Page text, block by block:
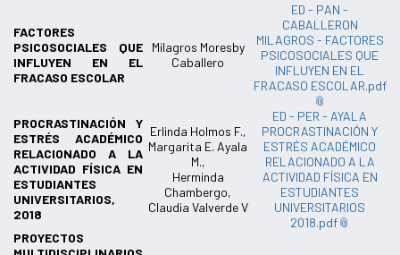
FACTORES
PSICOSOCIALES QUE
INFLUYEN EN EL
FRACASO ESCOLAR
Milagros Moresby
Caballero
ED - PAN -
CABALLERON
MILAGROS - FACTORES
PSICOSOCIALES QUE
INFLUYEN EN EL
FRACASO ESCOLAR.pdf
PROCRASTINACIÓN Y
ESTRÉS ACADÉMICO
RELACIONADO A LA
ACTIVIDAD FÍSICA EN
ESTUDIANTES
UNIVERSITARIOS,
2018
Erlinda Holmos F.,
Margarita E. Ayala
M.,
Herminda
Chambergo,
Claudia Valverde V
ED - PER - AYALA
PROCRASTINACIÓN Y
ESTRÉS ACADÉMICO
RELACIONADO A LA
ACTIVIDAD FÍSICA EN
ESTUDIANTES
UNIVERSITARIOS
2018.pdf
PROYECTOS